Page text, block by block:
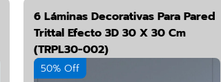
6 Láminas Decorativas Para Pared
Trittal Efecto 3D 30 X 30 Cm
(TRPL30-002)
50% Off